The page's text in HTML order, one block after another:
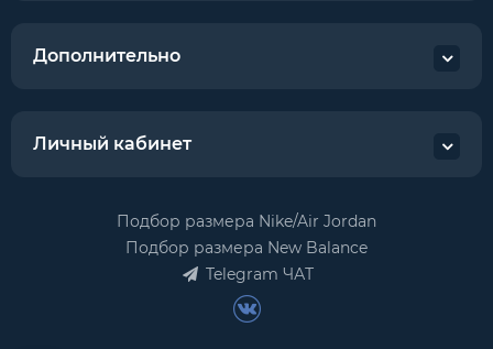
Дополнительно
Личный кабинет
Подбор размера Nike/Air Jordan
Подбор размера New Balance
Telegram ЧАТ